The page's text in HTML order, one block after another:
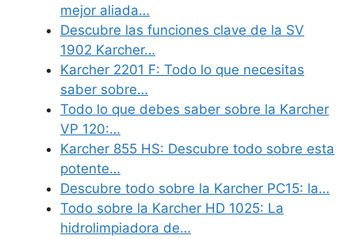
mejor aliada…
Descubre las funciones clave de la SV
1902 Karcher…
Karcher 2201 F: Todo lo que necesitas
saber sobre…
Todo lo que debes saber sobre la Karcher
VP 120:…
Karcher 855 HS: Descubre todo sobre esta
potente…
Descubre todo sobre la Karcher PC15: la…
Todo sobre la Karcher HD 1025: La
hidrolimpiadora de…